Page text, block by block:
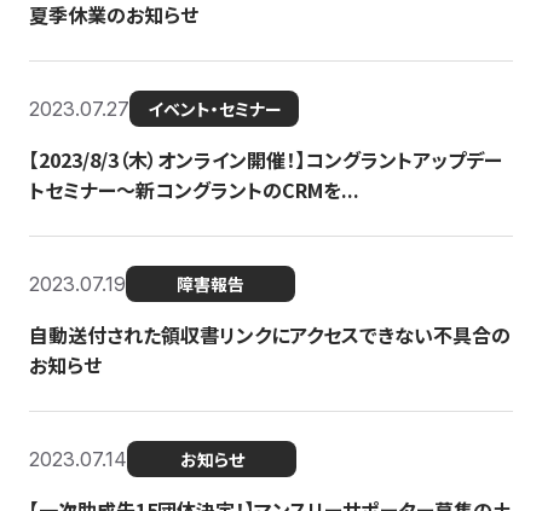
夏季休業のお知らせ
2023.07.27 イベント・セミナー
【2023/8/3（木）オンライン開催！】コングラントアップデー
トセミナー〜新コングラントのCRMを...
2023.07.19 障害報告
自動送付された領収書リンクにアクセスできない不具合の
お知らせ
2023.07.14 お知らせ